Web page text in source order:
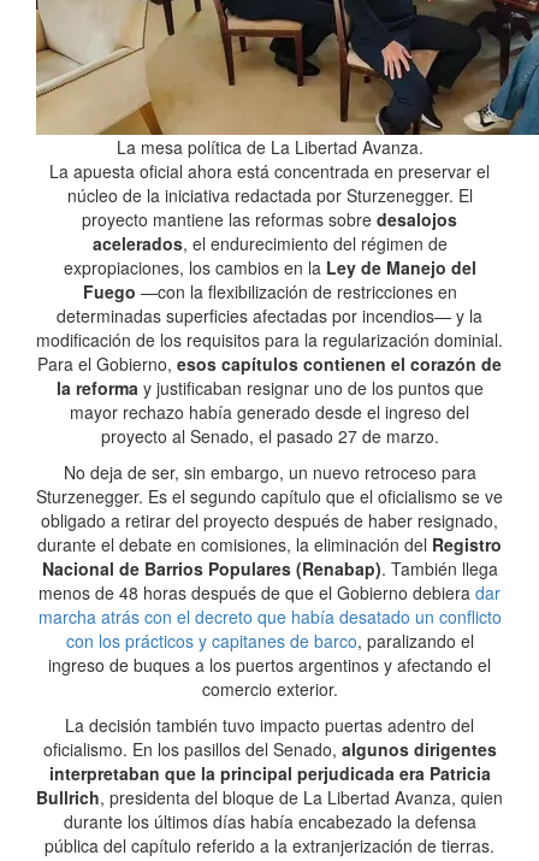
La mesa política de La Libertad Avanza.
La apuesta oficial ahora está concentrada en preservar el
núcleo de la iniciativa redactada por Sturzenegger. El
proyecto mantiene las reformas sobre desalojos
acelerados, el endurecimiento del régimen de
expropiaciones, los cambios en laLey de Manejo del
Fuego —con la flexibilización de restricciones en
determinadas superficies afectadas por incendios— y la
modificación de los requisitos para la regularización dominial.
Para el Gobierno, esos capítulos contienen el corazón de
la reforma y justificaban resignar uno de los puntos que
mayor rechazo había generado desde el ingreso del
proyecto al Senado, el pasado 27 de marzo.
No deja de ser, sin embargo, un nuevo retroceso para
Sturzenegger. Es el segundo capítulo que el oficialismo se ve
obligado a retirar del proyecto después de haber resignado,
durante el debate en comisiones, la eliminación del Registro
Nacional de Barrios Populares (Renabap). También llega
menos de 48 horas después de que el Gobierno debiera dar
marcha atrás con el decreto que había desatado un conflicto
con los prácticos y capitanes de barco, paralizando el
ingreso de buques a los puertos argentinos y afectando el
comercio exterior.
La decisión también tuvo impacto puertas adentro del
oficialismo. En los pasillos del Senado, algunos dirigentes
interpretaban que la principal perjudicada era Patricia
Bullrich, presidenta del bloque de La Libertad Avanza, quien
durante los últimos días había encabezado la defensa
pública del capítulo referido a la extranjerización de tierras.